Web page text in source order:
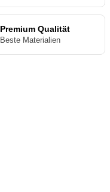
Premium Qualität
Beste Materialien